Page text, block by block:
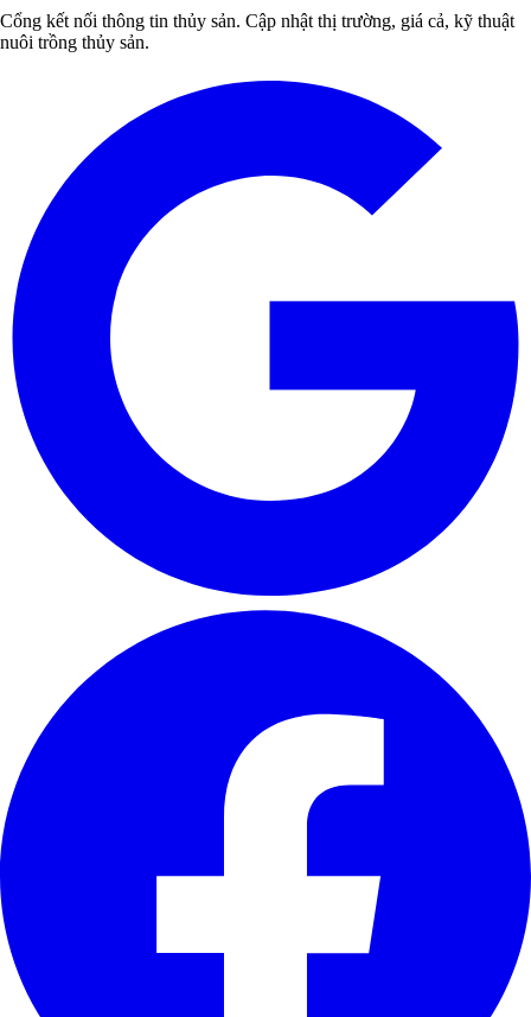
Cổng kết nối thông tin thủy sản. Cập nhật thị trường, giá cả, kỹ thuật
nuôi trồng thủy sản.